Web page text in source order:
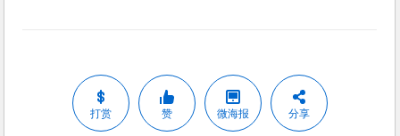
打赏 赞 微海报 分享